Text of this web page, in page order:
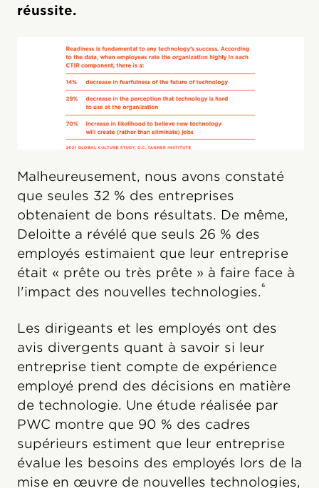
réussite.
Malheureusement, nous avons constaté
que seules 32 % des entreprises
obtenaient de bons résultats. De même,
Deloitte a révélé que seuls 26 % des
employés estimaient que leur entreprise
était « prête ou très prête » à faire face à
l'impact des nouvelles technologies.⁶
Les dirigeants et les employés ont des
avis divergents quant à savoir si leur
entreprise tient compte de expérience
employé prend des décisions en matière
de technologie. Une étude réalisée par
PWC montre que 90 % des cadres
supérieurs estiment que leur entreprise
évalue les besoins des employés lors de la
mise en œuvre de nouvelles technologies,